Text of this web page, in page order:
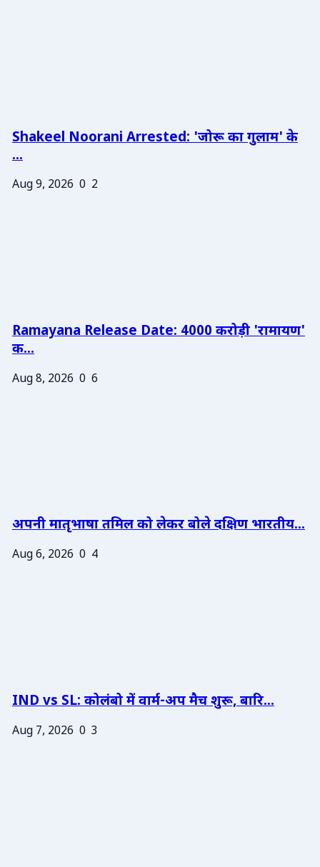
Shakeel Noorani Arrested: 'जोरू का गुलाम' के
...
Aug 9, 2026 0 2
Ramayana Release Date: 4000 करोड़ी 'रामायण'
क...
Aug 8, 2026 0 6
अपनी मातृभाषा तमिल को लेकर बोले दक्षिण भारतीय...
Aug 6, 2026 0 4
IND vs SL: कोलंबो में वार्म-अप मैच शुरू, बारि...
Aug 7, 2026 0 3